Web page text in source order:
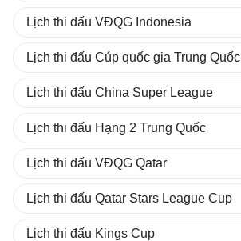
Lịch thi đấu VĐQG Indonesia
Lịch thi đấu Cúp quốc gia Trung Quốc
Lịch thi đấu China Super League
Lịch thi đấu Hạng 2 Trung Quốc
Lịch thi đấu VĐQG Qatar
Lịch thi đấu Qatar Stars League Cup
Lịch thi đấu Kings Cup